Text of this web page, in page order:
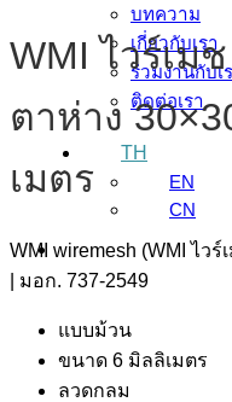
บทความ
เกี่ยวกับเรา
ร่วมงานกับเ
ติดต่อเรา
TH
EN
CN
WMI ไวร์เม
ตาห่าง
เมตร
WMI wiremesh (WMI ไ
| มอก. 737-2549
แบบม้วน
ขนาด 6 มิลลิเมตร
ลวดกลม